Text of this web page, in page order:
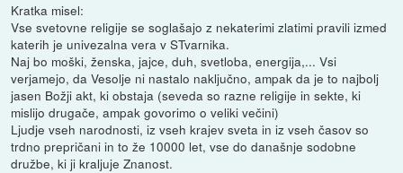
Kratka misel:
Vse svetovne religije se soglašajo z nekaterimi zlatimi pravili izmed
katerih je univezalna vera v STvarnika.
Naj bo moški, ženska, jajce, duh, svetloba, energija,... Vsi
verjamejo, da Vesolje ni nastalo naključno, ampak da je to najbolj
jasen Božji akt, ki obstaja (seveda so razne religije in sekte, ki
mislijo drugače, ampak govorimo o veliki večini)
Ljudje vseh narodnosti, iz vseh krajev sveta in iz vseh časov so
trdno prepričani in to že 10000 let, vse do današnje sodobne
družbe, ki ji kraljuje Znanost.